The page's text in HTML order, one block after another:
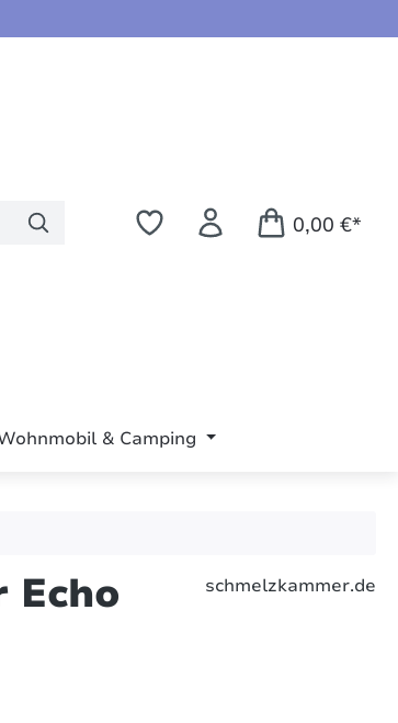
0,00 €*
& Camping
schmelzkammer.de